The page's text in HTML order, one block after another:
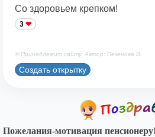
Со здоровьем крепком!
3
© Принадлежит сайту. Автор: Печенова В.
Создать открытку
Пожелания-мотивация пенсионеру!